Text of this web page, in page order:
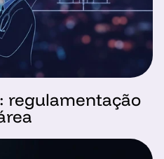
regulamentação